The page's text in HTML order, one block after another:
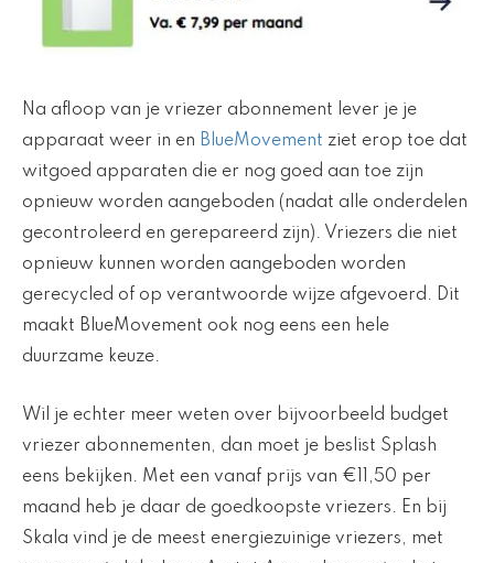
Na afloop van je vriezer abonnement lever je je
apparaat weer in en BlueMovement ziet erop toe dat
witgoed apparaten die er nog goed aan toe zijn
opnieuw worden aangeboden (nadat alle onderdelen
gecontroleerd en gerepareerd zijn). Vriezers die niet
opnieuw kunnen worden aangeboden worden
gerecycled of op verantwoorde wijze afgevoerd. Dit
maakt BlueMovement ook nog eens een hele
duurzame keuze.
Wil je echter meer weten over bijvoorbeeld budget
vriezer abonnementen, dan moet je beslist Splash
eens bekijken. Met een vanaf prijs van €11,50 per
maand heb je daar de goedkoopste vriezers. En bij
Skala vind je de meest energiezuinige vriezers, met